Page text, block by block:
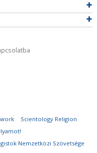
Scientology Religion
Nemzetközi Szövetsége